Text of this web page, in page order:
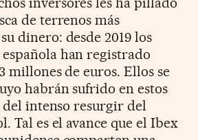
de terrenos más
dinero: desde 2019 los
han registrado
millones de euros. Ellos se
habrán sufrido en estos
del intenso resurgir del
Tal es el avance que el Ibex